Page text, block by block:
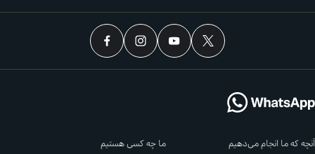
ما انجام می‌دهیم ما چه کسی هستیم